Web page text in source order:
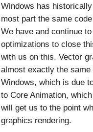
Windows has
most part the same
We have and continue
optimizations to close
with us on this. Vector
almost exactly the
Windows, which is due
to Core Animation,
will get us to the point
graphics rendering.